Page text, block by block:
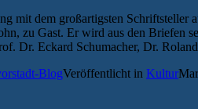
mit dem großartigsten
zu Gast. Er wird aus den Briefen
Dr. Eckard Schumacher, Dr.
BlogVeröffentlicht in Kultur